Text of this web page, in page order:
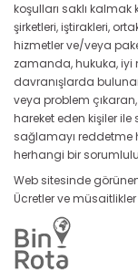
koşulları saklı
şirketleri, iştirakleri,
hizmetler ve/veya
zamanda, hukuka, iyi
davranışlarda
veya problem
hareket eden kişiler
sağlamayı reddetme
herhangi bir
Web sitesinde
Ücretler ve